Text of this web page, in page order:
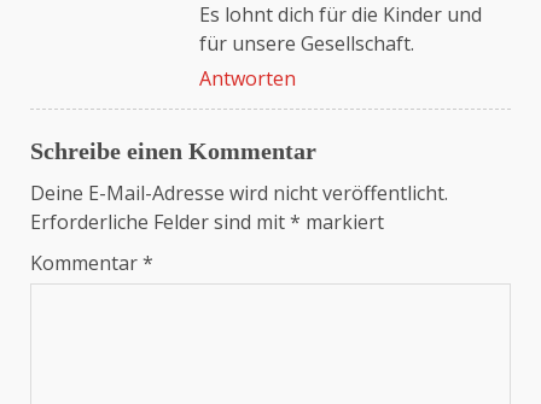
Es lohnt dich für die Kinder und
für unsere Gesellschaft.
Antworten
Schreibe einen Kommentar
Deine E-Mail-Adresse wird nicht veröffentlicht.
Erforderliche Felder sind mit* markiert
Kommentar*